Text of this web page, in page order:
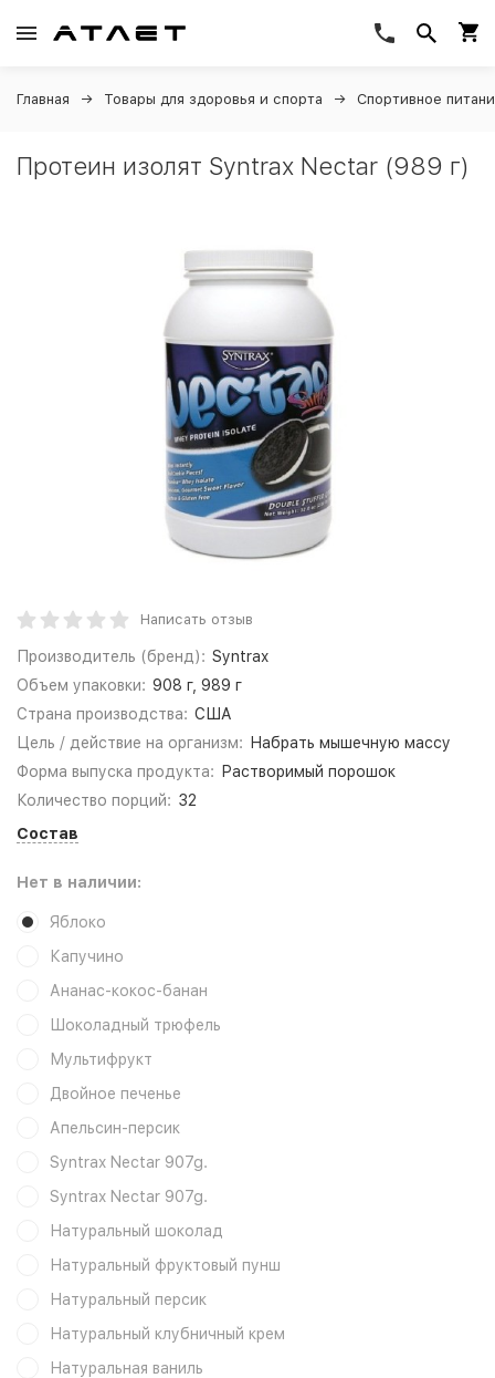
Главная Товары для здоровья и спорта Спортивное
Протеин изолят Syntrax Nectar (989 г)
Написать отзыв
Производитель (бренд): Syntrax
Объем упаковки: 908 г, 989 г
Страна производства: США
Цель / действие на организм:
Набрать мышечную массу
Форма выпуска продукта:
Растворимый порошок
Количество порций: 32
Состав
Нет в наличии:
Яблоко
Капучино
Ананас-кокос-банан
Шоколадный трюфель
Мультифрукт
Двойное печенье
Апельсин-персик
Syntrax Nectar 907g.
Syntrax Nectar 907g.
Натуральный шоколад
Натуральный фруктовый пунш
Натуральный персик
Натуральный клубничный крем
Натуральная ваниль